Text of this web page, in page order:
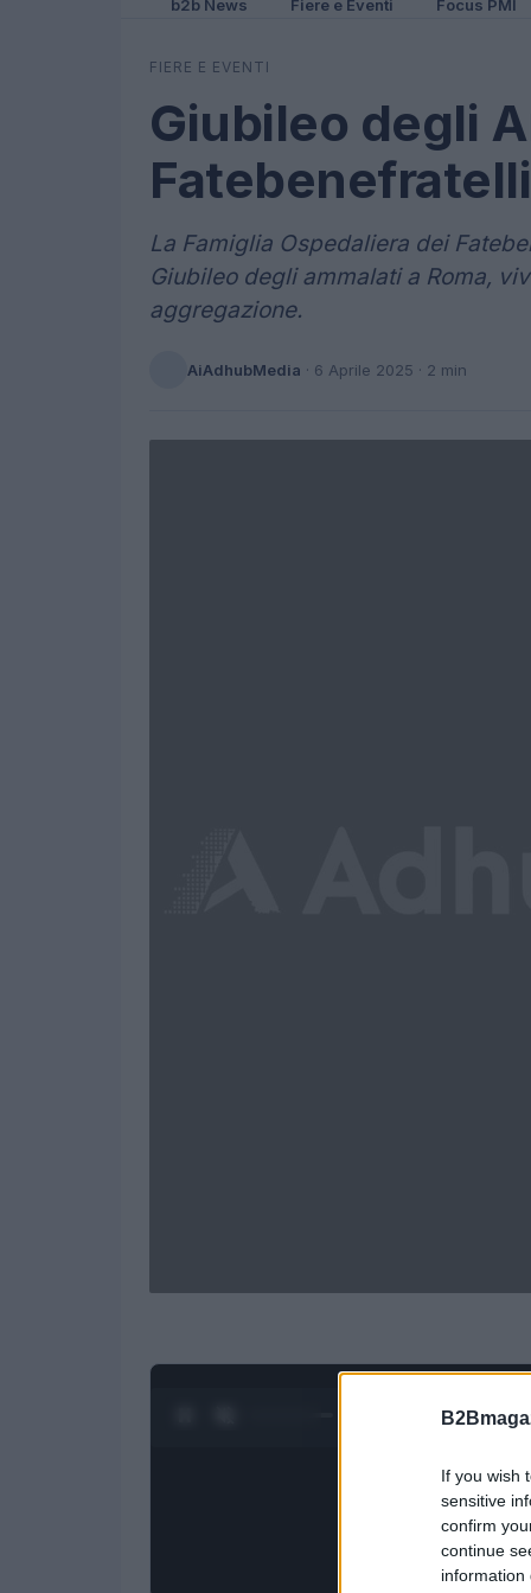
If you wish
sensitive
confirm
continue
information
b2b News Fiere e Eventi Focus PMI
FIERE E EVENTI
Giubileo degli
La Famiglia Ospedaliera dei
Giubileo degli ammalati a Roma,
aggregazione.
AiAdhubMedia · 6 Aprile 2025 · 2 min
1/4